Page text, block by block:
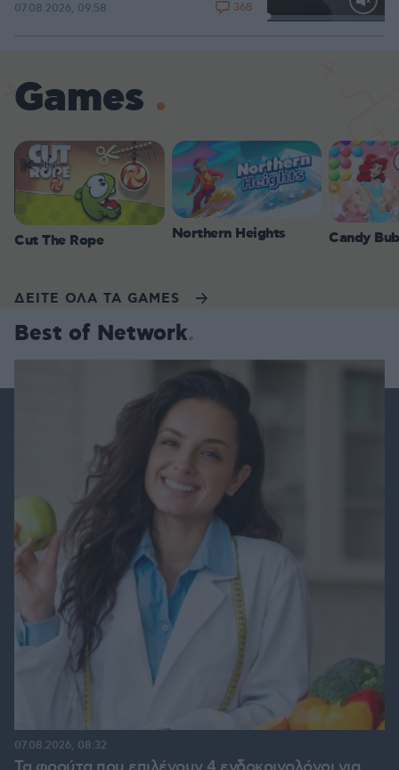
Loaded:
07.08.2026, 09:58 368
Games
Cut The Rope Northern Heights Candy
ΔΕΙΤΕ ΟΛΑ ΤΑ GAMES
Best of Network
07.08.2026, 08:32